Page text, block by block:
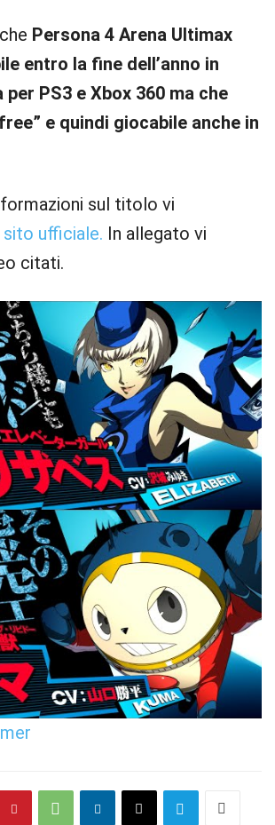
Persona 4 Arena Ultimax
entro la fine dell’anno in
PS3 e Xbox 360 ma che
e quindi giocabile anche in
sul titolo vi
sito ufficiale. In allegato vi
citati.